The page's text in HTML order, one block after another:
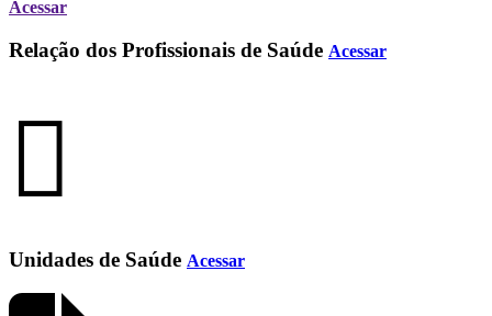
Acessar
Relação dos Profissionais de Saúde Acessar
Unidades de Saúde Acessar